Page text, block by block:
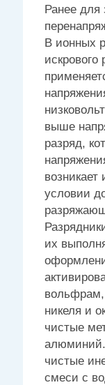
Ранее для
В ионных
выше
разряд,
условии
их
никеля и
чистые
алюминий.
чистые
смеси с